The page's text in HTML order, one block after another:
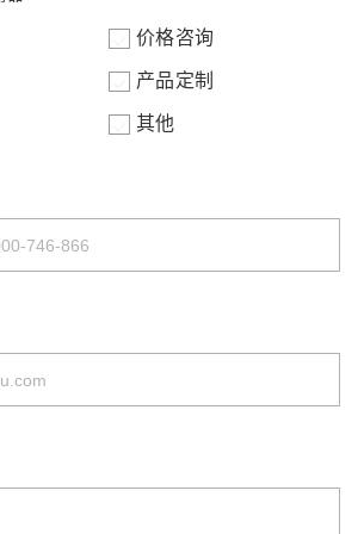
价格咨询
产品定制
其他